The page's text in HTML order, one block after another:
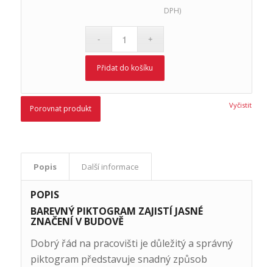
Vyčistit
DPH)
Přidat do košíku
Porovnat produkt
Popis Další informace
POPIS
BAREVNÝ PIKTOGRAM ZAJISTÍ JASNÉ
ZNAČENÍ V BUDOVĚ
Dobrý řád na pracovišti je důležitý a správný
piktogram představuje snadný způsob